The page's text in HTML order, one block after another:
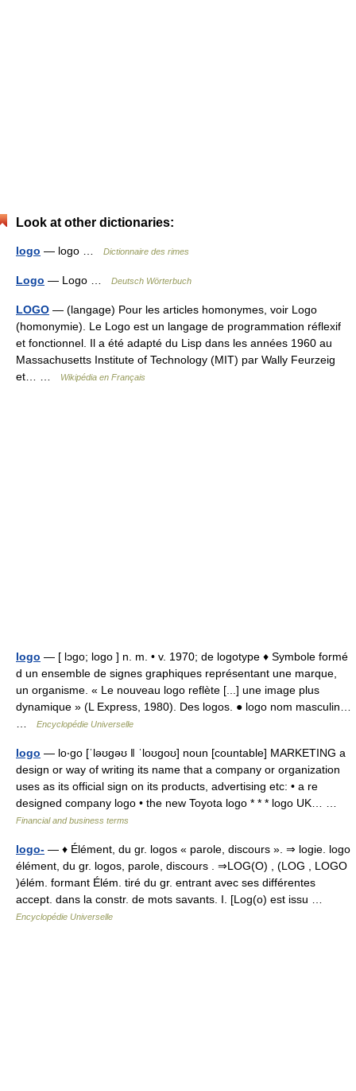
Look at other dictionaries:
logo — logo … Dictionnaire des rimes
Logo — Logo … Deutsch Wörterbuch
LOGO — (langage) Pour les articles homonymes, voir Logo
(homonymie). Le Logo est un langage de programmation réflexif
et fonctionnel. Il a été adapté du Lisp dans les années 1960 au
Massachusetts Institute of Technology (MIT) par Wally Feurzeig
et… …
Wikipédia en Français
logo — [ lɔgo; logo ] n. m. • v. 1970; de logotype ♦ Symbole formé
d un ensemble de signes graphiques représentant une marque,
un organisme. « Le nouveau logo reflète [...] une image plus
dynamique » (L Express, 1980). Des logos. ● logo nom masculin…
Encyclopédie Universelle
logo — lo‧go [ˈləʊgəʊ ǁ ˈloʊgoʊ] noun [countable] MARKETING a
design or way of writing its name that a company or organization
uses as its official sign on its products, advertising etc: • a re
designed company logo • the new Toyota logo * * * logo UK… …
Financial and business terms
logo- — ♦ Élément, du gr. logos « parole, discours ». ⇒ logie. logo
élément, du gr. logos, parole, discours . ⇒LOG(O) , (LOG , LOGO
)élém. formant Élém. tiré du gr. entrant avec ses différentes
accept. dans la constr. de mots savants. I. [Log(o) est issu …
Encyclopédie Universelle